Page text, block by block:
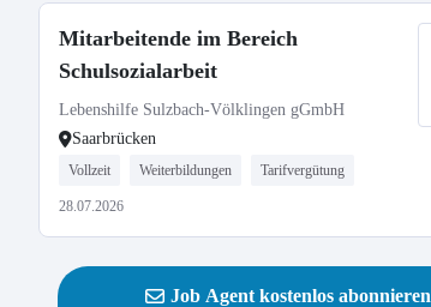
Mitarbeitende im Bereich
Schulsozialarbeit
Lebenshilfe Sulzbach-Völklingen gGmbH
Saarbrücken
Vollzeit Weiterbildungen Tarifvergütung
28.07.2026
Job Agent kostenlos abonnieren